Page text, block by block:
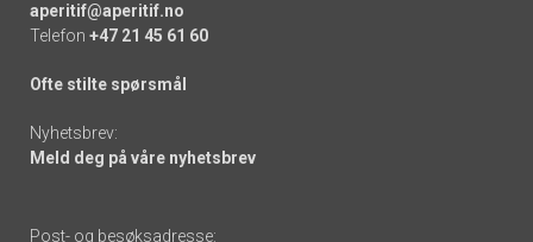
aperitif@aperitif.no
Telefon +47 21 45 61 60
Ofte stilte spørsmål
Nyhetsbrev:
Meld deg på våre nyhetsbrev
Post- og besøksadresse: